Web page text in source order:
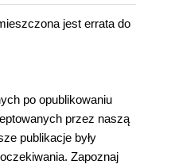
jest errata do
po opublikowaniu
przez naszą
publikacje były
Zapoznaj